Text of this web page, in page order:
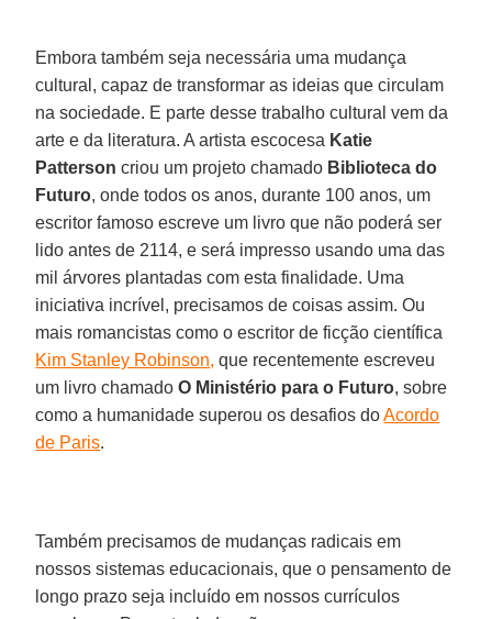
Embora também seja necessária uma mudança
cultural, capaz de transformar as ideias que circulam
na sociedade. E parte desse trabalho cultural vem da
arte e da literatura. A artista escocesa Katie
Patterson criou um projeto chamado Biblioteca do
Futuro, onde todos os anos, durante 100 anos, um
escritor famoso escreve um livro que não poderá ser
lido antes de 2114, e será impresso usando uma das
mil árvores plantadas com esta finalidade. Uma
iniciativa incrível, precisamos de coisas assim. Ou
mais romancistas como o escritor de ficção científica
Kim Stanley Robinson, que recentemente escreveu
um livro chamadoO Ministério para o Futuro, sobre
como a humanidade superou os desafios doAcordo
de Paris.
Também precisamos de mudanças radicais em
nossos sistemas educacionais, que o pensamento de
longo prazo seja incluído em nossos currículos